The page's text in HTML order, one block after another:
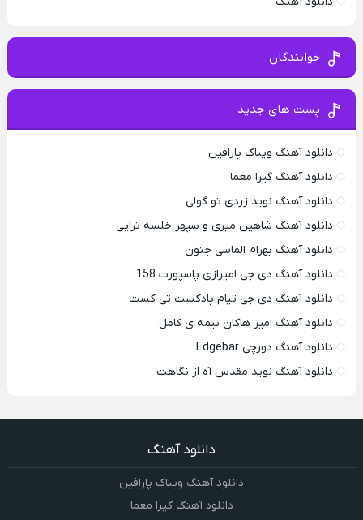
خوانندگان
پست های جدید
دانلود آهنگ ویناک پارافین
دانلود آهنگ گیرا معما
دانلود آهنگ نوید زردی تو گولی
دانلود آهنگ شاهین میری و سپهر خلسه تراپی
دانلود آهنگ بهرام الماسی جنون
دانلود آهنگ دی جی امیرازی پاسپورت 158
دانلود آهنگ دی جی تیام پادکست تی کست
دانلود آهنگ امیر هاکان نیمه ی کامل
دانلود آهنگ دورچی Edgebar
دانلود آهنگ نوید مقدس آه از نگاهت
دانلود آهنگ
دانلود آهنگ ویناک پارافین
دانلود آهنگ گیرا معما